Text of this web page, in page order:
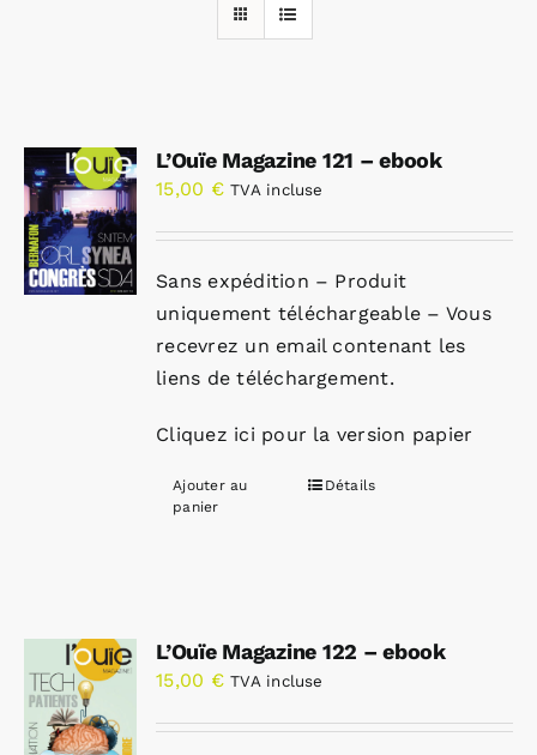
Annonces emploi
L’Ouïe Magazine 121 – ebook
15,00 € TVA incluse
Sans expédition – Produit
uniquement téléchargeable – Vous
recevrez un email contenant les
liens de téléchargement.
Cliquez ici pour la version papier
Ajouter au
panier
Détails
L’Ouïe Magazine 122 – ebook
15,00 € TVA incluse